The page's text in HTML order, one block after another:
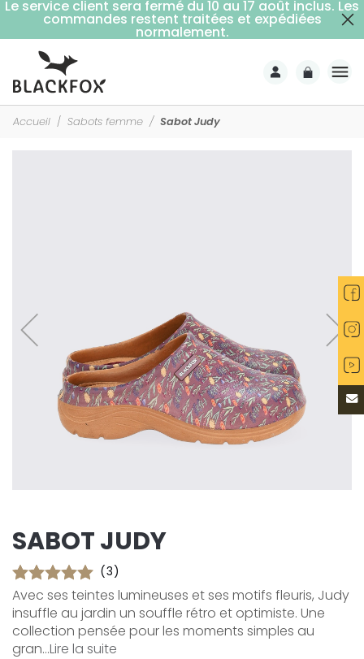
Livraison offerte dès 59€ d'achats (point relais)
Accueil Sabots femme Sabot Judy
SABOT JUDY
(3)
Avec ses teintes lumineuses et ses motifs fleuris, Judy
insuffle au jardin un souffle rétro et optimiste. Une
collection pensée pour les moments simples au
gran...Lire la suite
Le service client sera fermé du 10 au 17 août inclus. Les
commandes restent traitées et expédiées
normalement.